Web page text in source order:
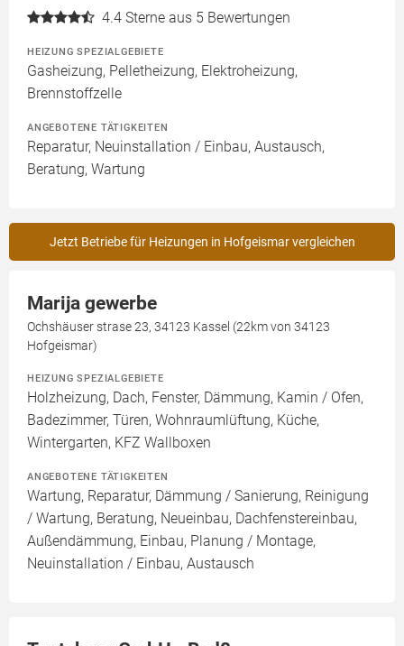
4.4 Sterne aus 5 Bewertungen
HEIZUNG SPEZIALGEBIETE
Gasheizung, Pelletheizung, Elektroheizung,
Brennstoffzelle
ANGEBOTENE TÄTIGKEITEN
Reparatur, Neuinstallation / Einbau, Austausch,
Beratung, Wartung
Jetzt Betriebe für Heizungen in Hofgeismar vergleichen
Marija gewerbe
Ochshäuser strase 23, 34123 Kassel (22km von 34123
Hofgeismar)
HEIZUNG SPEZIALGEBIETE
Holzheizung, Dach, Fenster, Dämmung, Kamin / Ofen,
Badezimmer, Türen, Wohnraumlüftung, Küche,
Wintergarten, KFZ Wallboxen
ANGEBOTENE TÄTIGKEITEN
Wartung, Reparatur, Dämmung / Sanierung, Reinigung
/ Wartung, Beratung, Neueinbau, Dachfenstereinbau,
Außendämmung, Einbau, Planung / Montage,
Neuinstallation / Einbau, Austausch